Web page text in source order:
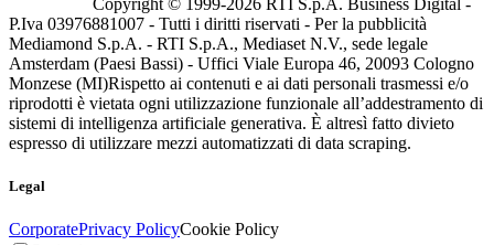
Copyright © 1999-2026 RTI S.p.A. Business Digital -
P.Iva 03976881007 - Tutti i diritti riservati - Per la pubblicità
Mediamond S.p.A. - RTI S.p.A., Mediaset N.V., sede legale
Amsterdam (Paesi Bassi) - Uffici Viale Europa 46, 20093 Cologno
Monzese (MI)Rispetto ai contenuti e ai dati personali trasmessi e/o
riprodotti è vietata ogni utilizzazione funzionale all’addestramento di
sistemi di intelligenza artificiale generativa. È altresì fatto divieto
espresso di utilizzare mezzi automatizzati di data scraping.
Legal
CorporatePrivacy PolicyCookie Policy